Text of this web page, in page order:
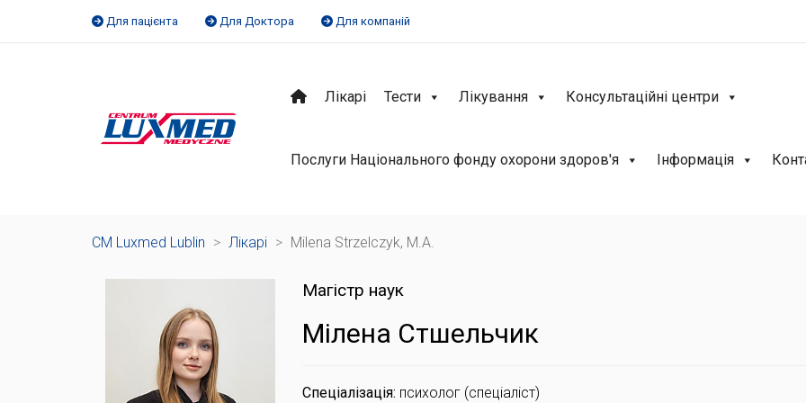
Для пацієнта Для Доктора Для компаній
Лікарі Тести Лікування Консультаційні центри
Послуги Національного фонду охорони здоров'я Інформація
CM Luxmed Lublin > Лікарі > Milena Strzelczyk, M.A.
Магістр наук
Мілена Стшельчик
Спеціалізація: психолог (спеціаліст)